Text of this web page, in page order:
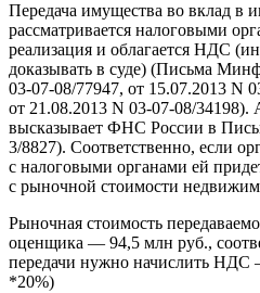
Передача имущества во вклад в
рассматривается налоговыми
реализация и облагается НДС
доказывать в суде) (Письма
03-07-08/77947, от 15.07.2013 N
от 21.08.2013 N 03-07-08/
высказывает ФНС России в
3/8827). Соответственно, если
с налоговыми органами ей
с рыночной стоимости
Рыночная стоимость
оценщика — 94,5 млн руб.,
передачи нужно начислить
*20%)